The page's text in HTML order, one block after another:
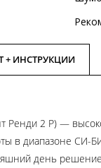
+ ИНСТРУКЦИИ
Ренди 2 P) —
в диапазоне
день